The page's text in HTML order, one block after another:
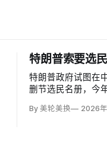
特朗普索要选
特朗普政府试图在
删节选民名册，今
诉。司法部已起诉
By 美轮美换 2026